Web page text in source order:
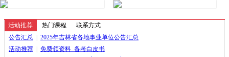
活动推荐 热门课程 联系方式
公告汇总
2025年吉林省各地事业单位公告汇总
活动推荐
免费领资料_备考白皮书